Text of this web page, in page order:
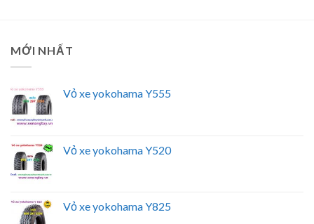
MỚI NHẤT
Vỏ xe yokohama Y555
Vỏ xe yokohama Y520
Vỏ xe yokohama Y825